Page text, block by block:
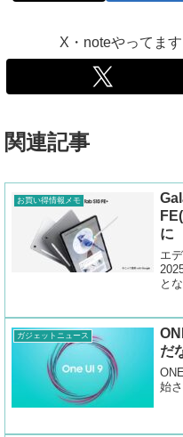
X・noteやってま
関連記事
お買い得情報メモ
に
エ
と
ガジェットニュース
だ
始